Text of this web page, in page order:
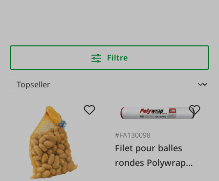
Filtre
#FA130098
Filet pour balles
rondes Polywrap